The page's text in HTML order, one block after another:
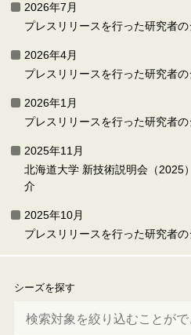
2026年7月
プレスリリースを行った研究者
2026年4月
プレスリリースを行った研究者
2026年1月
プレスリリースを行った研究者
2025年11月
北海道大学 新技術説明会（2025
介
2025年10月
プレスリリースを行った研究者
シーズを探す